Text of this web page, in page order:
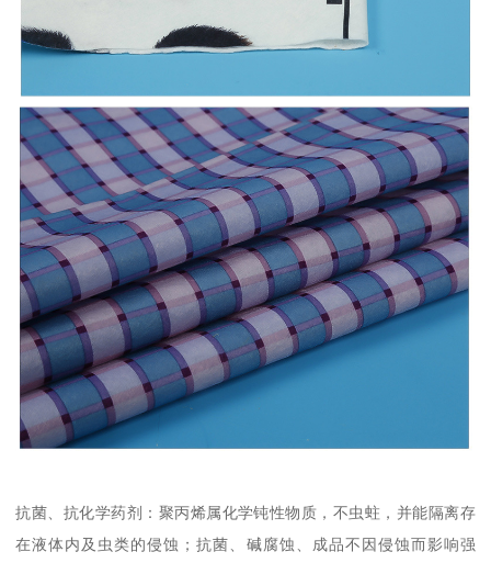
抗菌、抗化学药剂：聚丙烯属化学钝性物质，不虫蛀，并能隔离存
在液体内及虫类的侵蚀；抗菌、碱腐蚀、成品不因侵蚀而影响强